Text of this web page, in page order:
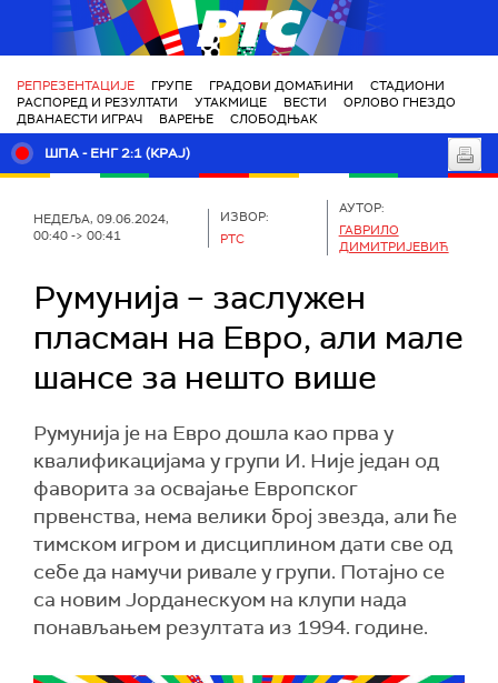
РТС
РЕПРЕЗЕНТАЦИЈЕ ГРУПЕ ГРАДОВИ ДОМАЋИНИ
СТАДИОНИ
РАСПОРЕД И РЕЗУЛТАТИ
УТАКМИЦЕ ВЕСТИ
ОРЛОВО ГНЕЗДО
ДВАНАЕСТИ ИГРАЧ
ВАРЕЊЕ СЛОБОДЊАК
ШПА - ЕНГ 2:1 (КРАЈ)
НЕДЕЉА, 09.06.2024,
00:40 -> 00:41
ИЗВОР:
РТС
АУТОР:
ГАВРИЛО
ДИМИТРИЈЕВИЋ
Румунија – заслужен
пласман на Евро, али мале
шансе за нешто више
Румунија је на Евро дошла као прва у
квалификацијама у групи И. Није један од
фаворита за освајање Европског
првенства, нема велики број звезда, али ће
тимском игром и дисциплином дати све од
себе да намучи ривале у групи. Потајно се
са новим Јорданескуом на клупи нада
понављањем резултата из 1994. године.